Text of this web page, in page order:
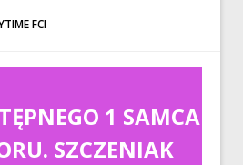
FCI
1 SAMCA
SZCZENIAK